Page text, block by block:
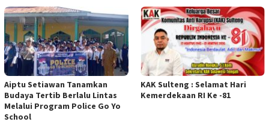
Aiptu Setiawan Tanamkan
Budaya Tertib Berlalu Lintas
Melalui Program Police Go Yo
School
KAK Sulteng : Selamat Hari
Kemerdekaan RI Ke -81